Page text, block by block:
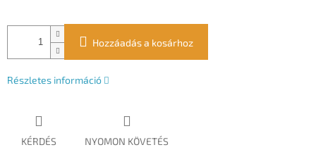
Hozzáadás a kosárhoz
Részletes információ
KÉRDÉS NYOMON KÖVETÉS